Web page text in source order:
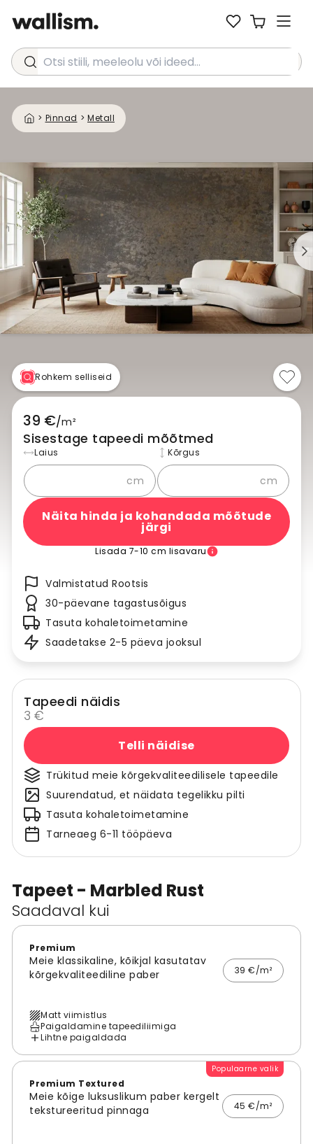
Otsi stiili, meeleolu või ideed...
> Pinnad > Metall
Tapeet - Marbled Rust
Saadaval kui
Premium
Meie klassikaline, kõikjal kasutatav
kõrgekvaliteediline paber
39 €/m²
Matt viimistlus
Paigaldamine tapeediliimiga
Lihtne paigaldada
Populaarne valik
Premium Textured
Meie kõige luksuslikum paber kergelt
tekstureeritud pinnaga
45 €/m²
Rohkem selliseid
39 €/m²
Sisestage tapeedi mõõtmed
Laius
cm
Kõrgus
cm
Näita hinda ja kohandada mõõtude
järgi
Lisada 7-10 cm lisavaru
Valmistatud Rootsis
30-päevane tagastusõigus
Tasuta kohaletoimetamine
Saadetakse 2-5 päeva jooksul
Tapeedi näidis
3 €
Telli näidise
Trükitud meie kõrgekvaliteedilisele tapeedile
Suurendatud, et näidata tegelikku pilti
Tasuta kohaletoimetamine
Tarneaeg 6-11 tööpäeva